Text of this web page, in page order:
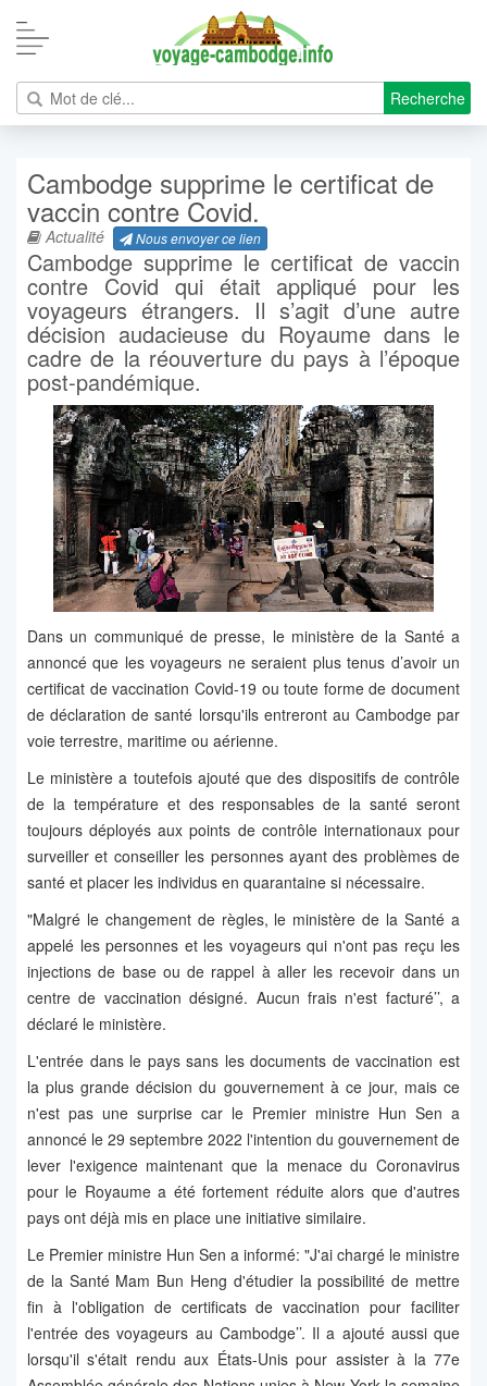
Recherche
Cambodge supprime le certificat de
vaccin contre Covid.
Actualité Nous envoyer ce lien
Cambodge supprime le certificat de vaccin
contre Covid qui était appliqué pour les
voyageurs étrangers. Il s’agit d’une autre
décision audacieuse du Royaume dans le
cadre de la réouverture du pays à l’époque
post-pandémique.
Dans un communiqué de presse, le ministère de la Santé a
annoncé que les voyageurs ne seraient plus tenus d’avoir un
certificat de vaccination Covid-19 ou toute forme de document
de déclaration de santé lorsqu'ils entreront au Cambodge par
voie terrestre, maritime ou aérienne.
Le ministère a toutefois ajouté que des dispositifs de contrôle
de la température et des responsables de la santé seront
toujours déployés aux points de contrôle internationaux pour
surveiller et conseiller les personnes ayant des problèmes de
santé et placer les individus en quarantaine si nécessaire.
"Malgré le changement de règles, le ministère de la Santé a
appelé les personnes et les voyageurs qui n'ont pas reçu les
injections de base ou de rappel à aller les recevoir dans un
centre de vaccination désigné. Aucun frais n'est facturé’’, a
déclaré le ministère.
L'entrée dans le pays sans les documents de vaccination est
la plus grande décision du gouvernement à ce jour, mais ce
n'est pas une surprise car le Premier ministre Hun Sen a
annoncé le 29 septembre 2022 l'intention du gouvernement de
lever l'exigence maintenant que la menace du Coronavirus
pour le Royaume a été fortement réduite alors que d'autres
pays ont déjà mis en place une initiative similaire.
Le Premier ministre Hun Sen a informé: "J'ai chargé le ministre
de la Santé Mam Bun Heng d'étudier la possibilité de mettre
fin à l'obligation de certificats de vaccination pour faciliter
l'entrée des voyageurs au Cambodge’’. Il a ajouté aussi que
lorsqu'il s'était rendu aux États-Unis pour assister à la 77e